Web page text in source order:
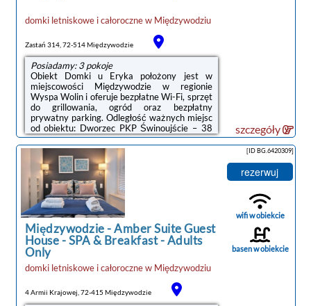
domki letniskowe i całorocznew Międzywodziu
Zastań 314, 72-514 Międzywodzie
Posiadamy: 3 pokoje
Obiekt Domki u Eryka położony jest w
miejscowości Międzywodzie w regionie
Wyspa Wolin i oferuje bezpłatne Wi-Fi, sprzęt
do grillowania, ogród oraz bezpłatny
prywatny parking. Odległość ważnych miejsc
od obiektu: Dworzec PKP Świnoujście – 38
km.W niektórych opcjach zakwaterowania
zapewniono aneks kuchenny z pełnym
wyposażeniem, prywatną łazienkę z
prysznicem oraz taras z widokiem na
ogród.Na miejscu dostępny jest wspólny
salon, a w okolicy panują doskonałe warunki
do uprawiania trekkingu.Odległość ważnych
miejsc od obiektu: Park Zdrojowy – 43 km,
Baltic Park Molo ...
szczegóły
Międzywodzie-Amber Suite Guest
House - SPA & Breakfast - Adults
Only
domki letniskowe i całorocznew Międzywodziu
4 Armii Krajowej, 72-415 Międzywodzie
[ID BG.6420309]
rezerwuj
wifi w obiekcie
basen w obiekcie